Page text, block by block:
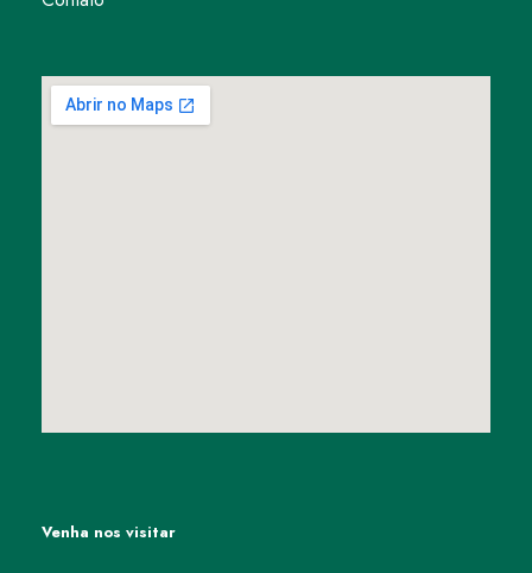
Venha nos visitar